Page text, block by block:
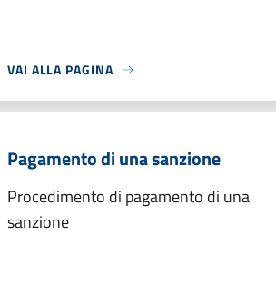
VAI ALLA PAGINA
Pagamento di una sanzione
Procedimento di pagamento di una
sanzione